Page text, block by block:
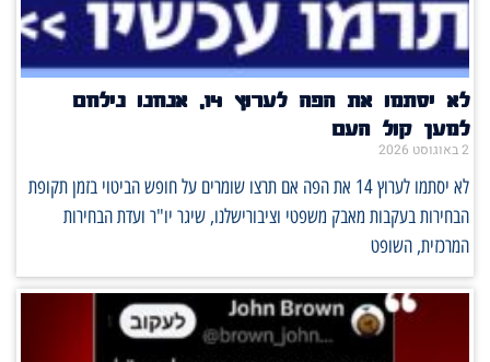
לא יסתמו את הפה לערוץ 14, אנחנו נילחם
למען קול העם
2 באוגוסט 2026
לא יסתמו לערוץ 14 את הפה אם תרצו שומרים על חופש הביטוי בזמן תקופת
הבחירות בעקבות מאבק משפטי וציבורישלנו, שיגר יו"ר ועדת הבחירות
המרכזית, השופט